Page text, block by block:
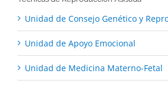
Unidad de Consejo Genético y
Unidad de Apoyo Emocional
Unidad de Medicina Materno-Fetal